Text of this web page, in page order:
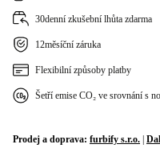
30denní zkušební lhůta zdarma
12měsíční záruka
Flexibilní způsoby platby
Šetří emise CO₂ ve srovnání s
Prodej a doprava: furbify s.r.o.